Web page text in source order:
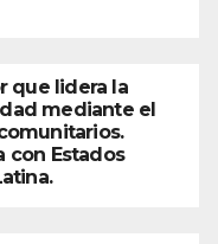
que lidera la
mediante el
con Estados